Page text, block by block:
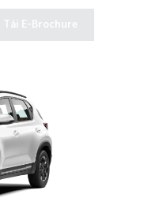
Tải E-Brochure